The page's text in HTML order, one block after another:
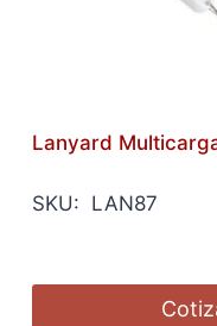
Lanyard
SKU: LAN87